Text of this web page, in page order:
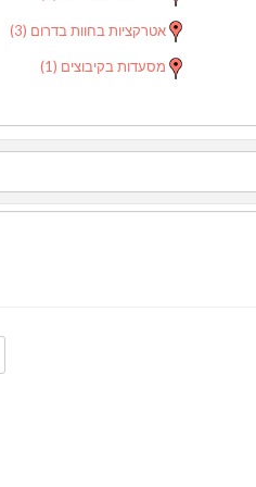
אטרקציות בחוות בדרום (3)
מסעדות בקיבוצים (1)